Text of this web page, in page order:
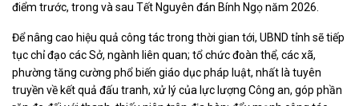
điểm trước, trong và sau Tết Nguyên đán Bính Ngọ năm 2026.
Để nâng cao hiệu quả công tác trong thời gian tới, UBND tỉnh sẽ tiếp
tục chỉ đạo các Sở, ngành liên quan; tổ chức đoàn thể, các xã,
phường tăng cường phổ biến giáo dục pháp luật, nhất là tuyên
truyền về kết quả đấu tranh, xử lý của lực lượng Công an, góp phần